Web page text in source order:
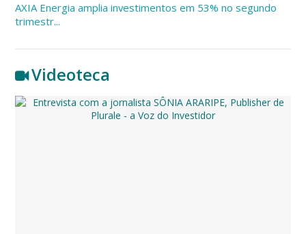
AXIA Energia amplia investimentos em 53% no segundo
trimestr...
Videoteca